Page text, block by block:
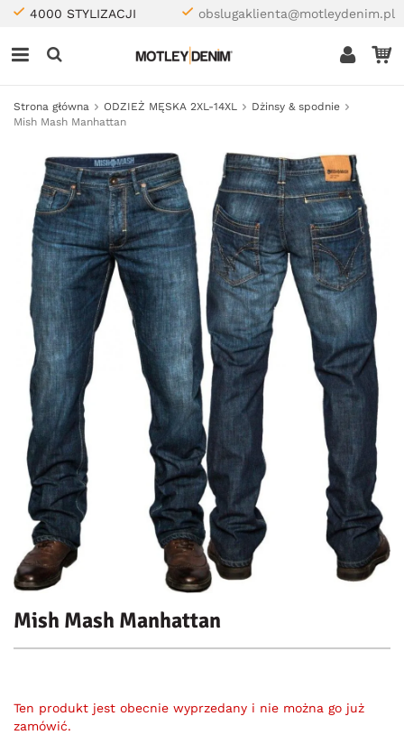
4000 STYLIZACJI obslugaklienta@motleydenim.pl
Strona główna ODZIEŻ MĘSKA 2XL-14XL
Dżinsy & spodnie
Mish Mash Manhattan
Mish Mash Manhattan
Ten produkt jest obecnie wyprzedany i nie można go już
zamówić.